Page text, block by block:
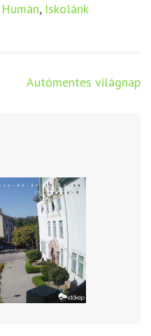
Humán, Iskolánk
Autómentes világnap